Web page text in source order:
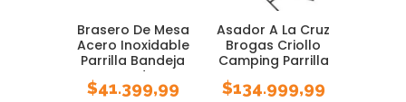
Brasero De Mesa
Acero Inoxidable
Parrilla Bandeja
Asado
$41.399,99
Asador A La Cruz
Brogas Criollo
Camping Parrilla
$134.999,99